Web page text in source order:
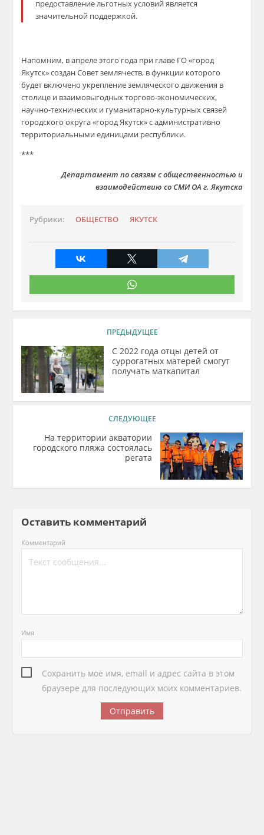
предоставление льготных условий является
значительной поддержкой.
Напомним, в апреле этого года при главе ГО «город
Якутск» создан Совет землячеств, в функции которого
будет включено укрепление земляческого движения в
столице и взаимовыгодных торгово-экономических,
научно-технических и гуманитарно-культурных связей
городского округа «город Якутск» с административно
территориальными единицами республики.
***
Департамент по связям с общественностью и
взаимодействию со СМИ ОА г. Якутска
Рубрики: ОБЩЕСТВО ЯКУТСК
ПРЕДЫДУЩЕЕ
С 2022 года отцы детей от
суррогатных матерей смогут
получать маткапитал
СЛЕДУЮЩЕЕ
На территории акватории
городского пляжа состоялась
регата
Оставить комментарий
Комментарий
Имя
Сохранить моё имя, email и адрес сайта в этом
браузере для последующих моих комментариев.